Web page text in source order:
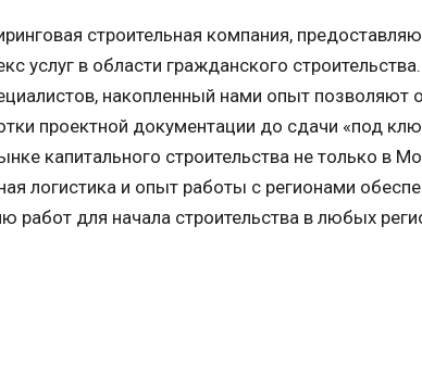
строительная компания,
услуг в области гражданского
накопленный нами опыт позволяют
проектной документации до сдачи «под
капитального строительства не только в
логистика и опыт работы с регионами
работ для начала строительства в любых